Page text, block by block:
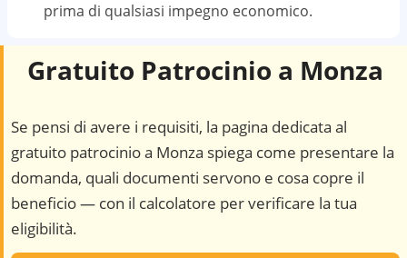
prima di qualsiasi impegno economico.
Gratuito Patrocinio a Monza
Se pensi di avere i requisiti, la pagina dedicata al
gratuito patrocinio a Monza spiega come presentare la
domanda, quali documenti servono e cosa copre il
beneficio — con il calcolatore per verificare la tua
eligibilità.